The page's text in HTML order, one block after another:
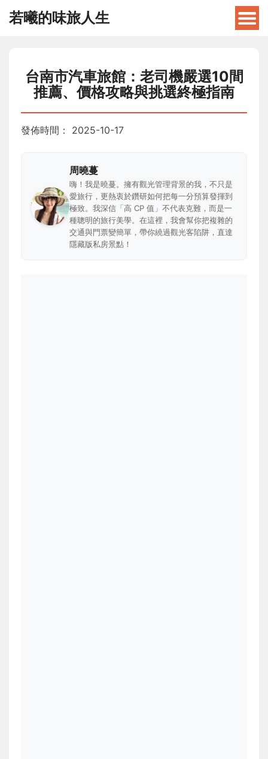
若曦的味旅人生
台南市汽車旅館：老司機嚴選10間
推薦、價格攻略與挑選終極指南
發佈時間： 2025-10-17
周曉蔓
嗨！我是曉蔓。擁有觀光管理背景的我，不只是
愛旅行，更熱衷於鑽研如何把每一分預算發揮到
極致。我深信「高 CP 值」不代表克難，而是一
種聰明的旅行美學。在這裡，我會幫你把複雜的
交通與門票變簡單，帶你繞過觀光客陷阱，直達
隱藏版私房景點！